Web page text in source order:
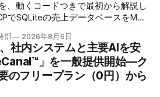
、動くコードつきで最初から解説し
でSQLiteの売上データベースをMCP
。
部 2026年8月6日
社内システムと主要AIを安
」を一般提供開始―ク
のフリープラン（0円）から